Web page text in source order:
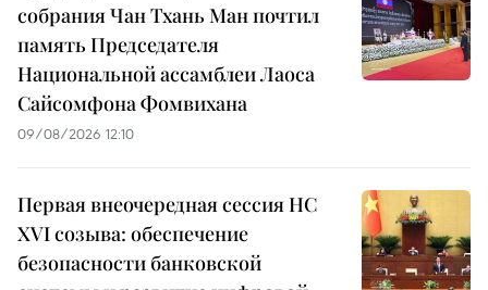
собрания Чан Тхань Ман почтил
память Председателя
Национальной ассамблеи Лаоса
Сайсомфона Фомвихана
09/08/2026 12:10
Первая внеочередная сессия НС
XVI созыва: обеспечение
безопасности банковской